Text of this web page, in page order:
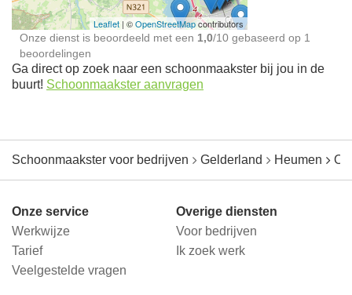
Leaflet | ©OpenStreetMapcontributors
Onze dienst is beoordeeld met een 1,0/10 gebaseerd op 1
beoordelingen
Ga direct op zoek naar een schoonmaakster bij jou in de
buurt! Schoonmaakster aanvragen
Schoonmaakster voor bedrijven Gelderland Heumen
Onze service
Werkwijze
Tarief
Veelgestelde vragen
Overige diensten
Voor bedrijven
Ik zoek werk